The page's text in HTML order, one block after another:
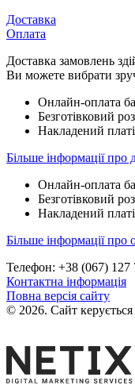
Доставка
Оплата
Доставка замовлень
Ви можете вибрати
Онлайн-оплата
Безготівковий
Накладений
Більше інформації про
Онлайн-оплата
Безготівковий
Накладений
Більше інформації про
Телефон: +38 (067) 127
Контактна інформація
Повна версія сайту
© 2026. Сайт